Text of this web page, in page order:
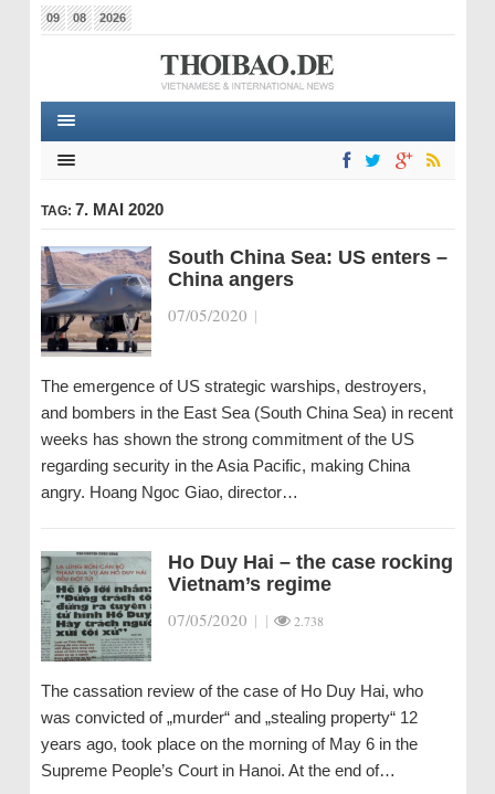
09 08 2026
TAG: 7. MAI 2020
South China Sea: US enters –
China angers
07/05/2020 |
The emergence of US strategic warships, destroyers,
and bombers in the East Sea (South China Sea) in recent
weeks has shown the strong commitment of the US
regarding security in the Asia Pacific, making China
angry. Hoang Ngoc Giao, director…
Ho Duy Hai – the case rocking
Vietnam’s regime
07/05/2020 | | 2.738
The cassation review of the case of Ho Duy Hai, who
was convicted of „murder“ and „stealing property“ 12
years ago, took place on the morning of May 6 in the
Supreme People’s Court in Hanoi. At the end of…